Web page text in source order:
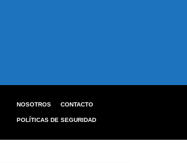
NOSOTROS CONTACTO
POLÍTICAS DE SEGURIDAD